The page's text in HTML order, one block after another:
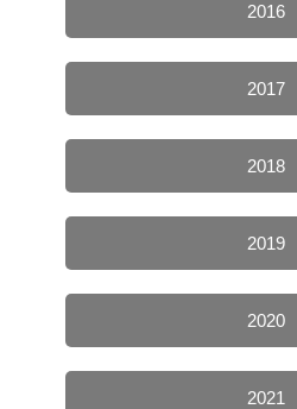
2016
2017
2018
2019
2020
2021